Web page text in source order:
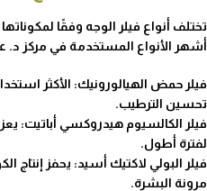
تختلف أنواع فيلر الوجه وفقًا
أشهر الأنواع المستخدمة في مركز د.
فيلر حمض الهيالورونيك: الأكثر
تحسين الترطيب.
فيلر الكالسيوم هيدروكسي أباتيت:
لفترة أطول.
فيلر البولي لاكتيك أسيد: يحفز إنتاج
مرونة البشرة.